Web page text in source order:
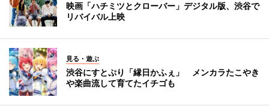
映画「ハチミツとクローバー」デジタル版、渋谷で
リバイバル上映
見る・遊ぶ
渋谷にすとぷり「縁日かふぇ」 メンカラたこやき
や楽曲流して育てたイチゴも